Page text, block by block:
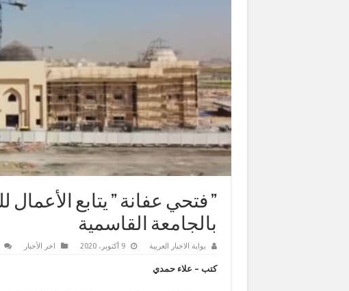
” فتحي عفانة ” يتابع
بالجامعة القاسمية
بوابة الاخبار العربية 9 أكتوبر، 2020 اخر الأخبار
كتب – علاء حمدي